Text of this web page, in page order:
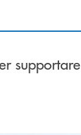
supportare